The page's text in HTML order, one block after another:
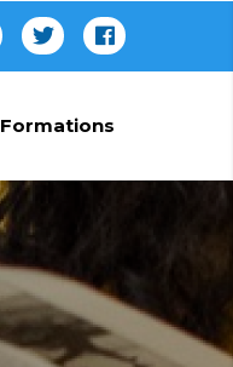
Formations